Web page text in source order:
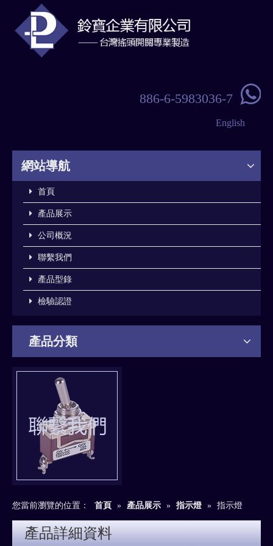
886-6-5983036-7 
English
網站導航
首頁
產品展示
公司概況
聯繫我們
產品型錄
檢驗認證
產品分類
您當前瀏覽的位置： 首頁 » 產品展示 » 指示燈 » 指示燈
產品詳細資料